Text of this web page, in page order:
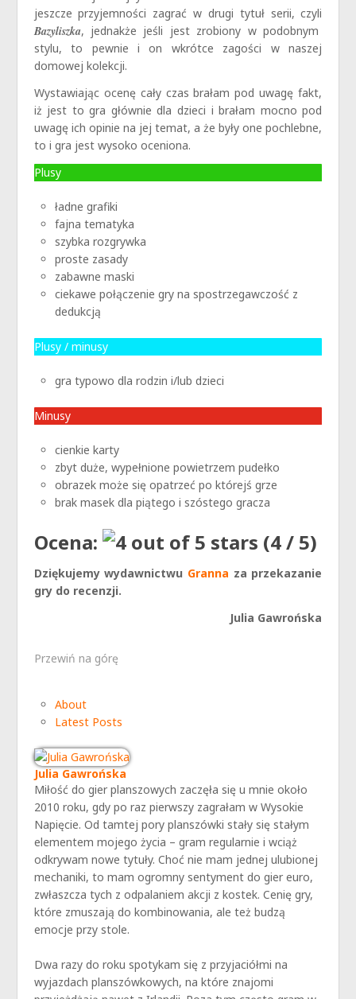
jeszcze przyjemności zagrać w drugi tytuł serii, czyli
Bazyliszka, jednakże jeśli jest zrobiony w podobnym
stylu, to pewnie i on wkrótce zagości w naszej
domowej kolekcji.
Wystawiając ocenę cały czas brałam pod uwagę fakt,
iż jest to gra głównie dla dzieci i brałam mocno pod
uwagę ich opinie na jej temat, a że były one pochlebne,
to i gra jest wysoko oceniona.
Plusy
ładne grafiki
fajna tematyka
szybka rozgrywka
proste zasady
zabawne maski
ciekawe połączenie gry na spostrzegawczość z
dedukcją
Plusy / minusy
gra typowo dla rodzin i/lub dzieci
Minusy
cienkie karty
zbyt duże, wypełnione powietrzem pudełko
obrazek może się opatrzeć po którejś grze
brak masek dla piątego i szóstego gracza
Ocena: (4 / 5)
Dziękujemy wydawnictwu Granna za przekazanie
gry do recenzji.
Julia Gawrońska
Przewiń na górę
About
Latest Posts
Julia Gawrońska
Miłość do gier planszowych zaczęła się u mnie około
2010 roku, gdy po raz pierwszy zagrałam w Wysokie
Napięcie. Od tamtej pory planszówki stały się stałym
elementem mojego życia – gram regularnie i wciąż
odkrywam nowe tytuły. Choć nie mam jednej ulubionej
mechaniki, to mam ogromny sentyment do gier euro,
zwłaszcza tych z odpalaniem akcji z kostek. Cenię gry,
które zmuszają do kombinowania, ale też budzą
emocje przy stole.
Dwa razy do roku spotykam się z przyjaciółmi na
wyjazdach planszówkowych, na które znajomi